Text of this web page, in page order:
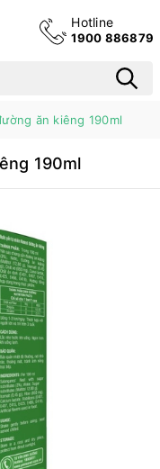
Hotline
1900 886879
ăn kiêng 190ml
190ml